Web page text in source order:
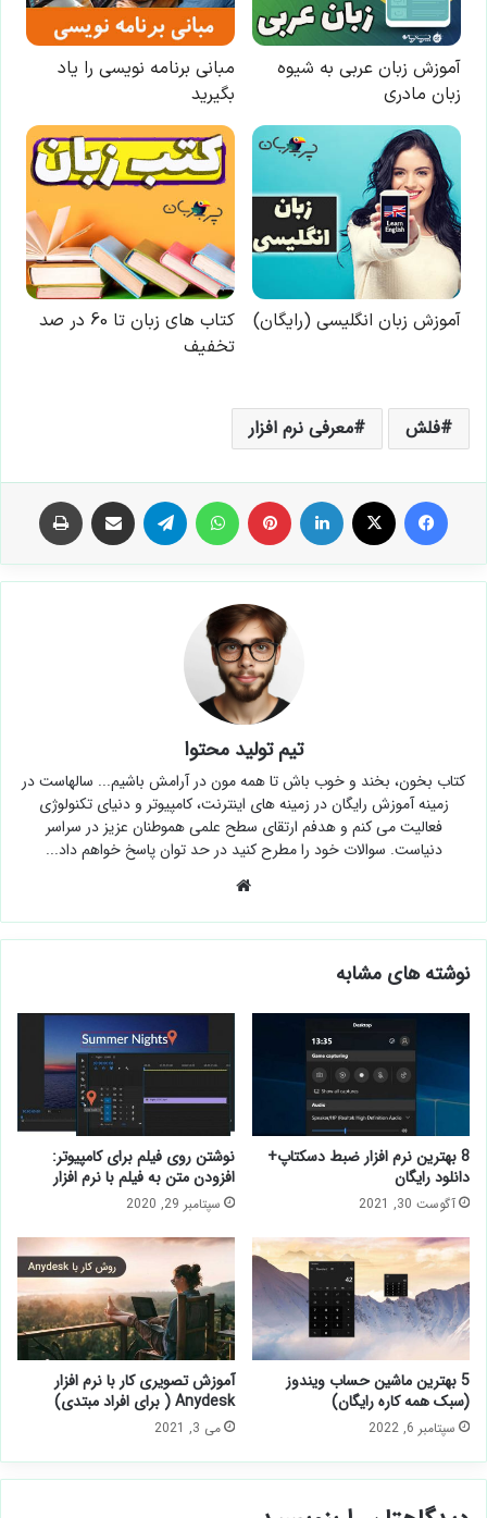
فلش معرفی نرم افزار
فیس بوک لینکدین ‫پین‌ترست تلگرام اشتراک گذاری از طریق ایمیل
تیم تولید محتوا
کتاب بخون، بخند و خوب باش تا همه مون در آرامش باشیم... سالهاست در
زمینه آموزش رایگان در زمینه های اینترنت، کامپیوتر و دنیای تکنولوژی
فعالیت می کنم و هدفم ارتقای سطح علمی هموطنان عزیز در سراسر
دنیاست. سوالات خود را مطرح کنید در حد توان پاسخ خواهم داد...
نوشته های مشابه
8 بهترین نرم افزار ضبط دسکتاپ+
دانلود رایگان
آگوست 30, 2021
نوشتن روی فیلم برای کامپیوتر:
افزودن متن به فیلم با نرم افزار
سپتامبر 29, 2020
5 بهترین ماشین حساب ویندوز
(سبک همه کاره رایگان)
سپتامبر 6, 2022
آموزش تصویری کار با نرم افزار
Anydesk ( برای افراد مبتدی)
می 3, 2021